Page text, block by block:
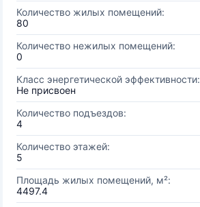
Количество жилых помещений:
80
Количество нежилых помещений:
0
Класс энергетической эффективности:
Не присвоен
Количество подъездов:
4
Количество этажей:
5
Площадь жилых помещений, м²:
4497.4